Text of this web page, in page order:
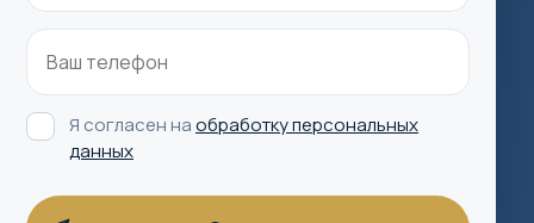
Я согласен наобработку персональных
данных